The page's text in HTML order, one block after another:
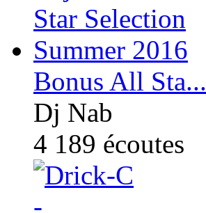
Bonus All Sta...
Dj Nab
4 189 écoutes